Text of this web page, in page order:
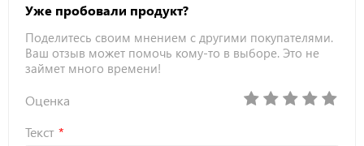
Уже пробовали продукт?
Поделитесь своим мнением с другими покупателями.
Ваш отзыв может помочь кому-то в выборе. Это не
займет много времени!
Оценка
Текст